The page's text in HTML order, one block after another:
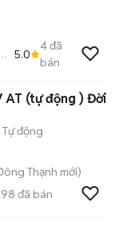
5.0
4đã
bán
AT (tự động ) Đời
Tự động
Thạnh mới)
98 đã bán